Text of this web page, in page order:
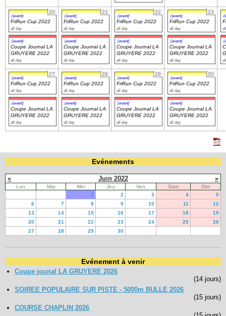
20
(event)
FriRun Cup 2022
all day
(event)
Coupe Journal LA
GRUYERE 2022
all day
21
(event)
FriRun Cup 2022
all day
(event)
Coupe Journal LA
GRUYERE 2022
all day
22
(event)
FriRun Cup 2022
all day
(event)
Coupe Journal LA
GRUYERE 2022
all day
23
(event)
FriRun Cup 2022
all day
(event)
Coupe Journal LA
GRUYERE 2022
all day
27
(event)
FriRun Cup 2022
all day
(event)
Coupe Journal LA
GRUYERE 2022
all day
28
(event)
FriRun Cup 2022
all day
(event)
Coupe Journal LA
GRUYERE 2022
all day
29
(event)
FriRun Cup 2022
all day
(event)
Coupe Journal LA
GRUYERE 2022
all day
30
(event)
FriRun Cup 2022
all day
(event)
Coupe Journal LA
GRUYERE 2022
all day
Evénements
« Juin 2022 »
Lun Mar Mer Jeu Ven Sam
Dim
1
2 3 4
5
6
7 8 9 10 11
12
13
14 15 16 17 18
19
20
21 22 23 24 25
26
27
28 29 30
Evénement à venir
Coupe jounal LA GRUYERE 2026
(14 jours)
SOIREE POPULAIRE SUR PISTE - 5000m BULLE 2026
(15 jours)
COURSE CHAPLIN 2026